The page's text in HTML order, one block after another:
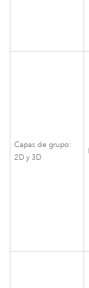
Capas de grupo:
2D y 3D